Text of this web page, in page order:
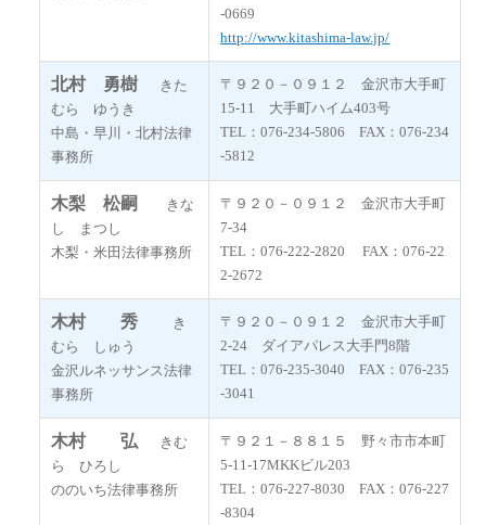
-0669
http://www.kitashima-law.jp/
北村 勇樹
きた
むら ゆうき
中島・早川・北村法律
事務所
〒９２０－０９１２ 金沢市大手町
15-11 大手町ハイム403号
TEL：076-234-5806 FAX：076-234
-5812
木梨 松嗣
きな
し まつし
木梨・米田法律事務所
〒９２０－０９１２ 金沢市大手町
7-34
TEL：076-222-2820 FAX：076-22
2-2672
木村 秀
き
むら しゅう
金沢ルネッサンス法律
事務所
〒９２０－０９１２ 金沢市大手町
2-24 ダイアパレス大手門8階
TEL：076-235-3040 FAX：076-235
-3041
木村 弘
きむ
ら ひろし
ののいち法律事務所
〒９２１－８８１５ 野々市市本町
5‐11-17MKKビル203
TEL：076-227-8030 FAX：076-227
-8304